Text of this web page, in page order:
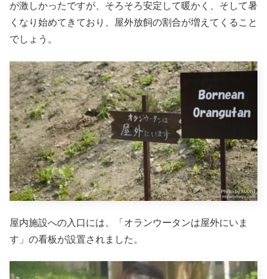
が激しかったですが、そろそろ安定して暖かく、そして暑
くなり始めてきており、屋外放飼の割合が増えてくること
でしょう。
屋内施設への入口には、「オランウータンは屋外にいま
す」の看板が設置されました。